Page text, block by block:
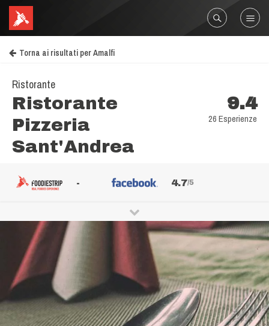
Torna ai risultati per Amalfi
Ristorante
Ristorante
Pizzeria
Sant'Andrea
9.4
26 Esperienze
- 4.7/5